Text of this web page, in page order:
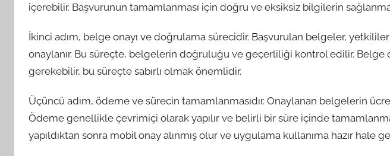
içerebilir. Başvurunun tamamlanması için doğru ve eksiksiz bilgilerin
İkinci adım, belge onayı ve doğrulama sürecidir. Başvurulan belgeler,
onaylanır. Bu süreçte, belgelerin doğruluğu ve geçerliliği kontrol edilir. Belge
gerekebilir, bu süreçte sabırlı olmak önemlidir.
Üçüncü adım, ödeme ve sürecin tamamlanmasıdır. Onaylanan belgelerin
Ödeme genellikle çevrimiçi olarak yapılır ve belirli bir süre içinde
yapıldıktan sonra mobil onay alınmış olur ve uygulama kullanıma hazır hale